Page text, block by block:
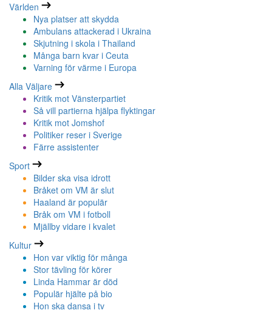
Världen
Nya platser att skydda
Ambulans attackerad i Ukraina
Skjutning i skola i Thailand
Många barn kvar i Ceuta
Varning för värme i Europa
Alla Väljare
Kritik mot Vänsterpartiet
Så vill partierna hjälpa flyktingar
Kritik mot Jomshof
Politiker reser i Sverige
Färre assistenter
Sport
Bilder ska visa idrott
Bråket om VM är slut
Haaland är populär
Bråk om VM i fotboll
Mjällby vidare i kvalet
Kultur
Hon var viktig för många
Stor tävling för körer
Linda Hammar är död
Populär hjälte på bio
Hon ska dansa i tv